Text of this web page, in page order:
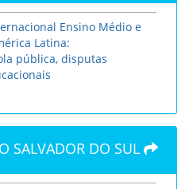
Ensino Médio e
Latina:
pública, disputas
SALVADOR DO SUL